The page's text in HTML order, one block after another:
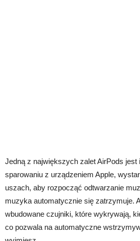
Jedną z największych zalet AirPods jest
sparowaniu z urządzeniem Apple,
uszach, aby rozpocząć odtwarzanie
muzyka automatycznie się zatrzymuje.
wbudowane czujniki, które wykrywają,
co pozwala na automatyczne